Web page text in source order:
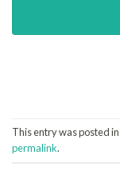
This entry was posted in
permalink.